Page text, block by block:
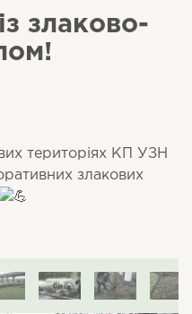
злаково-
територіях КП УЗН
злакових